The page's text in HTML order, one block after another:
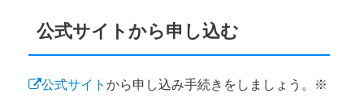
公式サイトから申し込む
公式サイト から申し込み手続きをしましょう。※